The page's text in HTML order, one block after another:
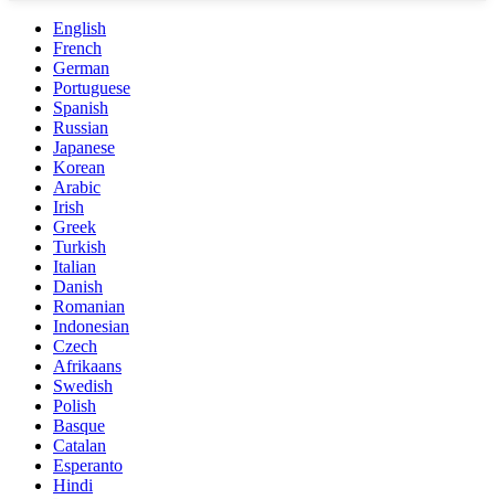
English
French
German
Portuguese
Spanish
Russian
Japanese
Korean
Arabic
Irish
Greek
Turkish
Italian
Danish
Romanian
Indonesian
Czech
Afrikaans
Swedish
Polish
Basque
Catalan
Esperanto
Hindi